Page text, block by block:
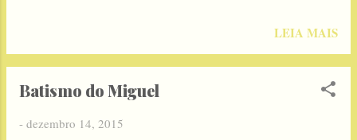
LEIA MAIS
Batismo do Miguel
- dezembro 14, 2015